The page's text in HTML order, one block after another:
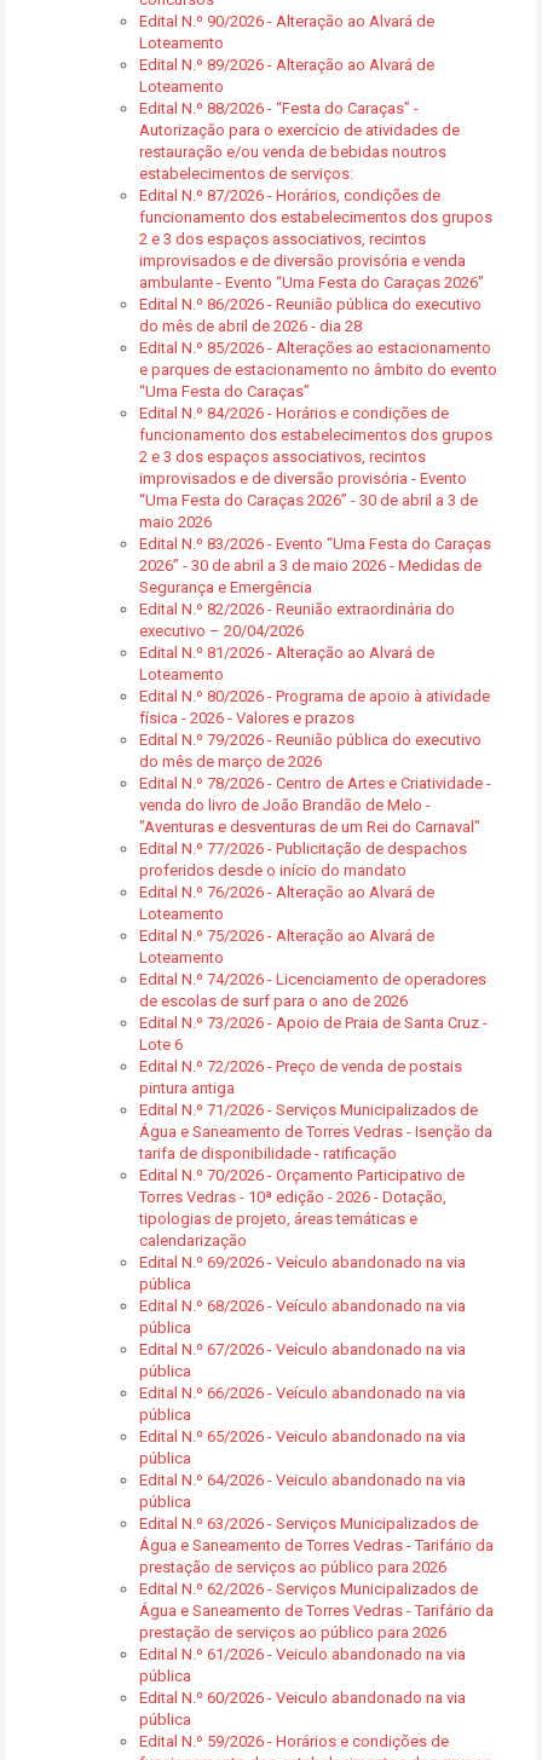
Edital N.º 90/2026 - Alteração ao Alvará de
Loteamento
Edital N.º 89/2026 - Alteração ao Alvará de
Loteamento
Edital N.º 88/2026 - “Festa do Caraças” -
Autorização para o exercício de atividades de
restauração e/ou venda de bebidas noutros
estabelecimentos de serviços:
Edital N.º 87/2026 - Horários, condições de
funcionamento dos estabelecimentos dos grupos
2 e 3 dos espaços associativos, recintos
improvisados e de diversão provisória e venda
ambulante - Evento “Uma Festa do Caraças 2026”
Edital N.º 86/2026 - Reunião pública do executivo
do mês de abril de 2026 - dia 28
Edital N.º 85/2026 - Alterações ao estacionamento
e parques de estacionamento no âmbito do evento
“Uma Festa do Caraças”
Edital N.º 84/2026 - Horários e condições de
funcionamento dos estabelecimentos dos grupos
2 e 3 dos espaços associativos, recintos
improvisados e de diversão provisória - Evento
“Uma Festa do Caraças 2026” - 30 de abril a 3 de
maio 2026
Edital N.º 83/2026 - Evento “Uma Festa do Caraças
2026” - 30 de abril a 3 de maio 2026 - Medidas de
Segurança e Emergência
Edital N.º 82/2026 - Reunião extraordinária do
executivo – 20/04/2026
Edital N.º 81/2026 - Alteração ao Alvará de
Loteamento
Edital N.º 80/2026 - Programa de apoio à atividade
física - 2026 - Valores e prazos
Edital N.º 79/2026 - Reunião pública do executivo
do mês de março de 2026
Edital N.º 78/2026 - Centro de Artes e Criatividade -
venda do livro de João Brandão de Melo -
"Aventuras e desventuras de um Rei do Carnaval"
Edital N.º 77/2026 - Publicitação de despachos
proferidos desde o início do mandato
Edital N.º 76/2026 - Alteração ao Alvará de
Loteamento
Edital N.º 75/2026 - Alteração ao Alvará de
Loteamento
Edital N.º 74/2026 - Licenciamento de operadores
de escolas de surf para o ano de 2026
Edital N.º 73/2026 - Apoio de Praia de Santa Cruz -
Lote 6
Edital N.º 72/2026 - Preço de venda de postais
pintura antiga
Edital N.º 71/2026 - Serviços Municipalizados de
Água e Saneamento de Torres Vedras - Isenção da
tarifa de disponibilidade - ratificação
Edital N.º 70/2026 - Orçamento Participativo de
Torres Vedras - 10ª edição - 2026 - Dotação,
tipologias de projeto, áreas temáticas e
calendarização
Edital N.º 69/2026 - Veículo abandonado na via
pública
Edital N.º 68/2026 - Veículo abandonado na via
pública
Edital N.º 67/2026 - Veículo abandonado na via
pública
Edital N.º 66/2026 - Veículo abandonado na via
pública
Edital N.º 65/2026 - Veiculo abandonado na via
pública
Edital N.º 64/2026 - Veiculo abandonado na via
pública
Edital N.º 63/2026 - Serviços Municipalizados de
Água e Saneamento de Torres Vedras - Tarifário da
prestação de serviços ao público para 2026
Edital N.º 62/2026 - Serviços Municipalizados de
Água e Saneamento de Torres Vedras - Tarifário da
prestação de serviços ao público para 2026
Edital N.º 61/2026 - Veiculo abandonado na via
pública
Edital N.º 60/2026 - Veiculo abandonado na via
pública
Edital N.º 59/2026 - Horários e condições de